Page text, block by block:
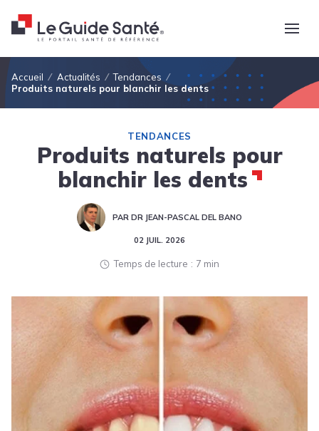
Fil d'Ariane
Accueil Actualités
Tendances
Produits naturels pour blanchir les dents
TENDANCES
Produits naturels pour
blanchir les dents
PAR DR JEAN-PASCAL DEL BANO
02 JUIL. 2026
Temps de lecture 7 min